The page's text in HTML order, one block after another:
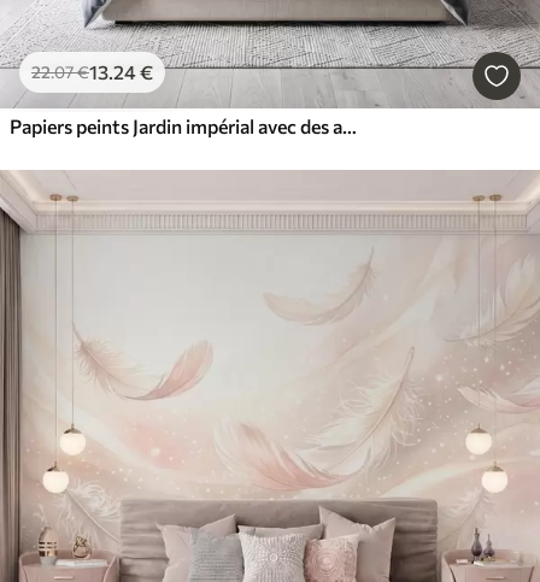
22.07€13.24€
Papiers peints Jardin impérial avec des animaux de style oriental : singe, léopard, tigre, paon et héron